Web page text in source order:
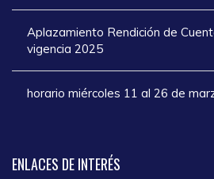
Aplazamiento Rendición de
vigencia 2025
horario miércoles 11 al 26 de
ENLACES DE INTERÉS